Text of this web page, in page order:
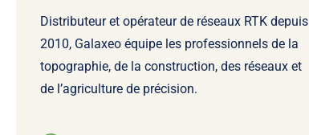
Distributeur et opérateur de réseaux RTK depuis
2010, Galaxeo équipe les professionnels de la
topographie, de la construction, des réseaux et
de l’agriculture de précision.